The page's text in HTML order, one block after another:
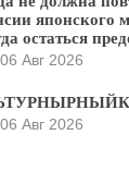
японского
остаться
06 Авг 2026
06 Авг 2026